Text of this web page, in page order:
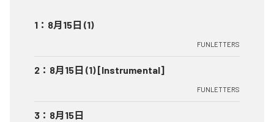
1 ： 8月15日 (1)
FUNLETTERS
2 ： 8月15日 (1) [Instrumental]
FUNLETTERS
3 ： 8月15日